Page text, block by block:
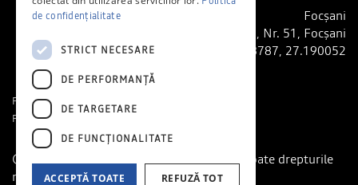
Focșani
Adresa: Calea Munteniei, Nr. 51, Focșani
GPS: 45.678787, 27.190052
Politică de confidențialitate
Politica cookie
© 2026 General Autocom - Dealer Dacia. Toate drepturile
rezervate.
de confidențialitate
STRICT NECESARE
DE PERFORMANȚĂ
DE TARGETARE
DE FUNCŢIONALITATE
ACCEPTĂ TOATE REFUZĂ TOT